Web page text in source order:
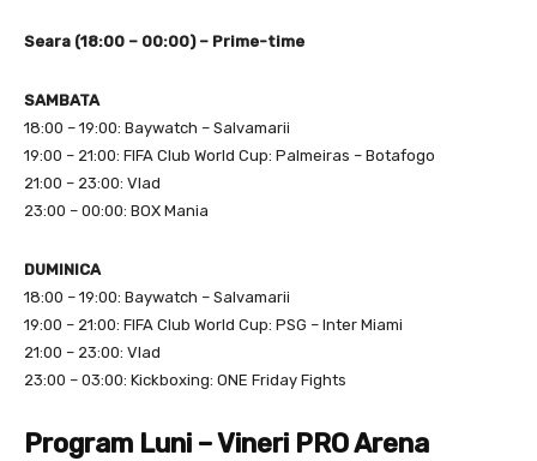
Seara (18:00 – 00:00) – Prime-time
SAMBATA
18:00 – 19:00: Baywatch – Salvamarii
19:00 – 21:00: FIFA Club World Cup: Palmeiras – Botafogo
21:00 – 23:00: Vlad
23:00 – 00:00: BOX Mania
DUMINICA
18:00 – 19:00: Baywatch – Salvamarii
19:00 – 21:00: FIFA Club World Cup: PSG – Inter Miami
21:00 – 23:00: Vlad
23:00 – 03:00: Kickboxing: ONE Friday Fights
Program Luni – Vineri PRO Arena